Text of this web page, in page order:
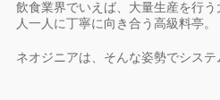
飲食業界でいえば、大量生産を行
人一人に丁寧に向き合う高級料亭。
ネオジニアは、そんな姿勢でシステ